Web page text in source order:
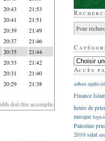
20:43 21:53
20:41 21:51
20:39 21:49
20:37 21:46
20:35 21:44
20:33 21:42
20:31 21:40
20:29 21:38
doit être accomplie
Accès
adhan
Finance
heure de
mecque
Palestine
2010salat